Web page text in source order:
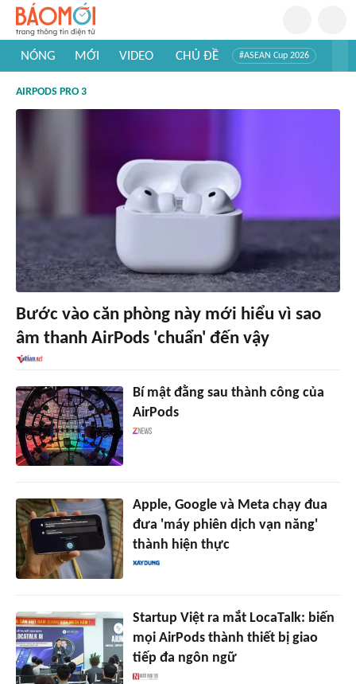
NÓNG MỚI VIDEO CHỦ ĐỀ #ASEAN Cup 2026
#Khám phá thế giới
AIRPODS PRO 3
Bước vào căn phòng này mới hiểu vì sao
âm thanh AirPods 'chuẩn' đến vậy
Bí mật đằng sau thành công của
AirPods
Apple, Google và Meta chạy đua
đưa 'máy phiên dịch vạn năng'
thành hiện thực
Startup Việt ra mắt LocaTalk: biến
mọi AirPods thành thiết bị giao
tiếp đa ngôn ngữ